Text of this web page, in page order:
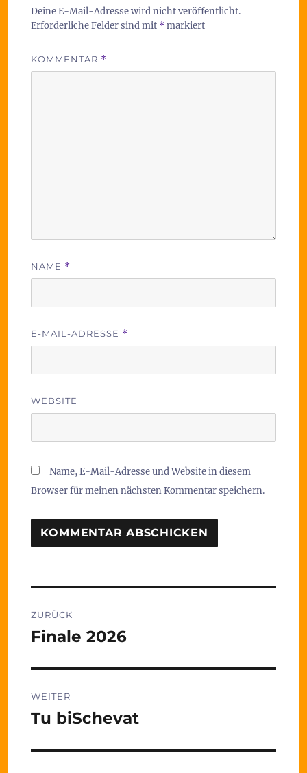
Deine E-Mail-Adresse wird nicht veröffentlicht.
Erforderliche Felder sind mit *markiert
KOMMENTAR *
NAME *
E-MAIL-ADRESSE *
WEBSITE
Name, E-Mail-Adresse und Website in diesem
Browser für meinen nächsten Kommentar speichern.
ZURÜCK
Vorheriger
Finale 2026
WEITER
Nächster
Tu biSchevat